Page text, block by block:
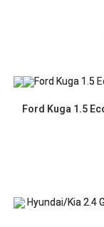
Ford Kuga 1.5